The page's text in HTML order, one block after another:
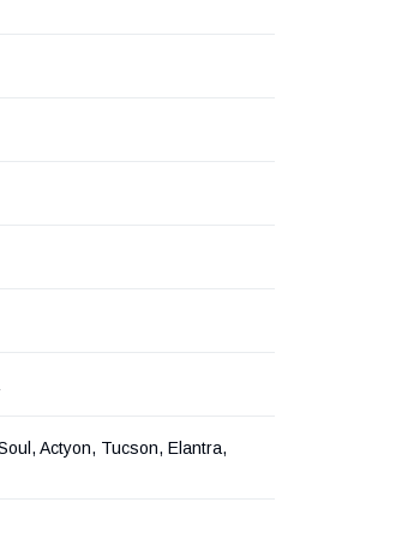
Actyon, Tucson, Elantra,